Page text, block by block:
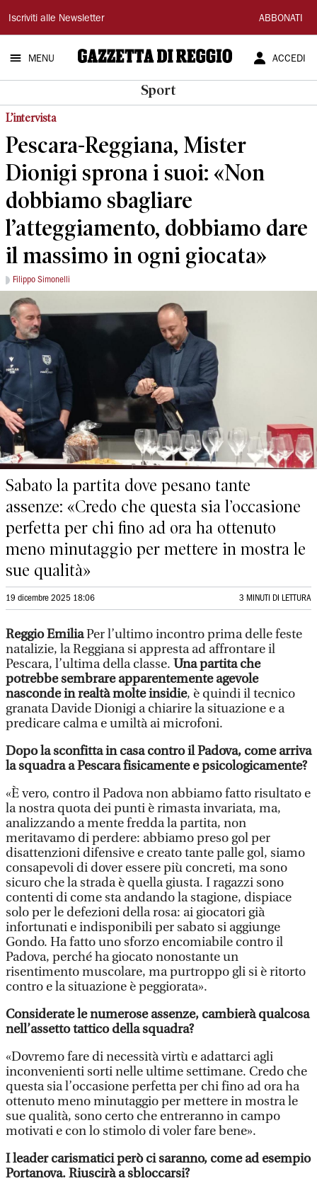
Gazzetta
di
Reggio
Iscriviti alle Newsletter ABBONATI
MENU ACCEDI
Sport
L’intervista
Pescara-Reggiana, Mister
Dionigi sprona i suoi: «Non
dobbiamo sbagliare
l’atteggiamento, dobbiamo dare
il massimo in ogni giocata»
Filippo Simonelli
Sabato la partita dove pesano tante
assenze: «Credo che questa sia l’occasione
perfetta per chi fino ad ora ha ottenuto
meno minutaggio per mettere in mostra le
sue qualità»
19 dicembre 2025 18:06 3 MINUTI DI LETTURA
Reggio EmiliaPer l’ultimo incontro prima delle feste
natalizie, la Reggiana si appresta ad affrontare il
Pescara, l’ultima della classe. Una partita che
potrebbe sembrare apparentemente agevole
nasconde in realtà molte insidie, è quindi il tecnico
granata Davide Dionigi a chiarire la situazione e a
predicare calma e umiltà ai microfoni.
Dopo la sconfitta in casa contro il Padova, come arriva
la squadra a Pescara fisicamente e psicologicamente?
«È vero, contro il Padova non abbiamo fatto risultato e
la nostra quota dei punti è rimasta invariata, ma,
analizzando a mente fredda la partita, non
meritavamo di perdere: abbiamo preso gol per
disattenzioni difensive e creato tante palle gol, siamo
consapevoli di dover essere più concreti, ma sono
sicuro che la strada è quella giusta. I ragazzi sono
contenti di come sta andando la stagione, dispiace
solo per le defezioni della rosa: ai giocatori già
infortunati e indisponibili per sabato si aggiunge
Gondo. Ha fatto uno sforzo encomiabile contro il
Padova, perché ha giocato nonostante un
risentimento muscolare, ma purtroppo gli si è ritorto
contro e la situazione è peggiorata».
Considerate le numerose assenze, cambierà qualcosa
nell’assetto tattico della squadra?
«Dovremo fare di necessità virtù e adattarci agli
inconvenienti sorti nelle ultime settimane. Credo che
questa sia l’occasione perfetta per chi fino ad ora ha
ottenuto meno minutaggio per mettere in mostra le
sue qualità, sono certo che entreranno in campo
motivati e con lo stimolo di voler fare bene».
I leader carismatici però ci saranno, come ad esempio
Portanova. Riuscirà a sbloccarsi?